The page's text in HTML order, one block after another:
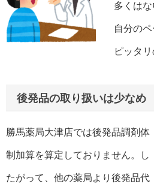
多くは
自分の
ピッタ
後発品の取り扱いは少なめ
勝馬薬局大津店では後発品調剤体
制加算を算定しておりません。し
たがって、他の薬局より後発品代